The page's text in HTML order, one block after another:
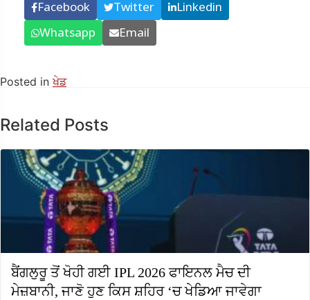
Facebook Twitter
Linkedin
Whatsapp
Email
Posted inਖੇਡ
Related Posts
ਬੈਂਗਲੁਰੂ ਤੋਂ ਖੋਹੀ ਗਈ IPL 2026 ਫਾਇਨਲ ਮੈਚ ਦੀ
ਮੇਜ਼ਬਾਨੀ, ਜਾਣੋ ਹੁਣ ਕਿਸ ਸ਼ਹਿਰ ‘ਚ ਖੇਡਿਆ ਜਾਵੇਗਾ